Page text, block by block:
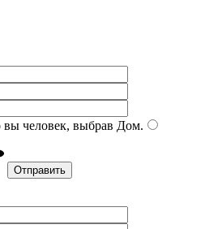
человек, выбрав Дом.